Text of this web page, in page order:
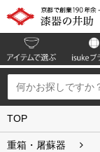
TOP
重箱・屠蘇器